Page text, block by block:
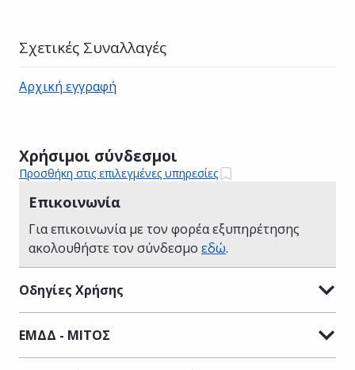
Χρήσιμοι σύνδεσμοι
Προσθήκη στις επιλεγμένες υπηρεσίες
Επικοινωνία
Για επικοινωνία με τον φορέα εξυπηρέτησης
ακολουθήστε τον σύνδεσμο εδώ.
Οδηγίες Χρήσης
ΕΜΔΔ - ΜΙΤΟΣ
Σχετικές Συναλλαγές
Αρχική εγγραφή